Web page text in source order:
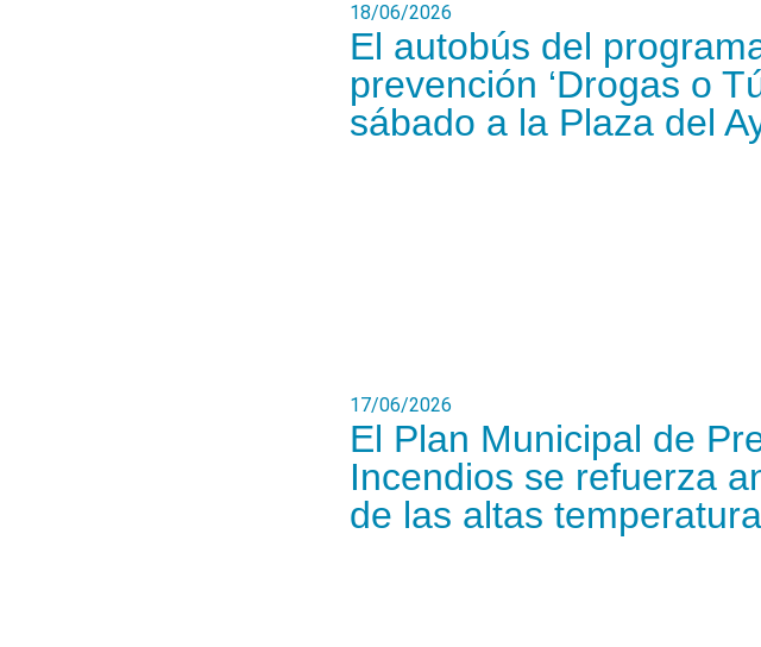
18/06/2026
El autobús del
prevención ‘Drogas o
sábado a la Plaza del
17/06/2026
El Plan Municipal de
Incendios se refuerza
de las altas